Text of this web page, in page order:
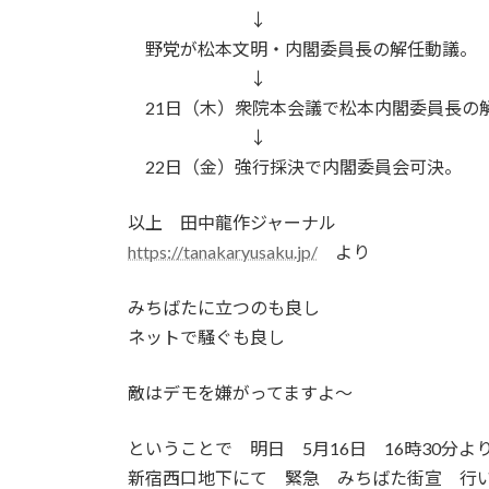
↓
野党が松本文明・内閣委員長の解任動議。
↓
21日（木）衆院本会議で松本内閣委員長の
↓
22日（金）強行採決で内閣委員会可決。
以上 田中龍作ジャーナル
https://tanakaryusaku.jp/ より
みちばたに立つのも良し
ネットで騒ぐも良し
敵はデモを嫌がってますよ～
ということで 明日 5月16日 16時30分より
新宿西口地下にて 緊急 みちばた街宣 行